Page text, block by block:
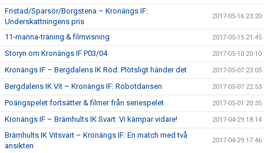
Fristad/Sparsör/Borgstena – Kronängs IF:
Underskattningens pris
2017-05-16 23:20
11-manna-träning & filmvisning 2017-05-15 21:45
Storyn om Kronängs IF P03/04 2017-05-10 20:10
Kronängs IF – Bergdalens IK Röd: Plötsligt händer det 2017-05-07 23:05
Bergdalens IK Vit – Kronängs IF: Robotdansen 2017-05-07 22:53
Poängspelet fortsätter & filmer från seriespelet 2017-05-01 20:35
Kronängs IF – Brämhults IK Svart: Vi kämpar vidare! 2017-04-29 18:14
Brämhults IK Vitsvart – Kronängs IF: En match med två
ansikten
2017-04-29 17:46